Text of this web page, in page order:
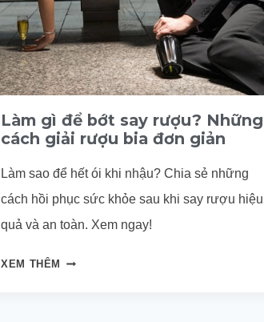
GIÚP
NHANH
HỒI
PHỤC
SỨC
Làm gì để bớt say rượu? Những
cách giải rượu bia đơn giản
Làm sao để hết ói khi nhậu? Chia sẻ những
cách hồi phục sức khỏe sau khi say rượu hiệu
quả và an toàn. Xem ngay!
XEM THÊM
LÀM